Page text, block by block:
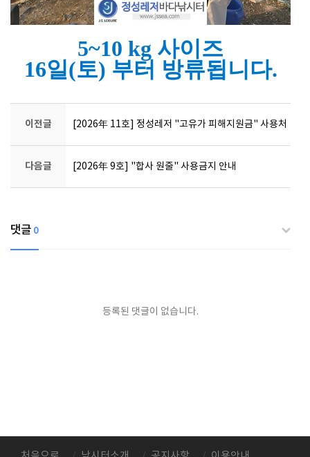
5~10 kg 사이즈
16일(토) 부터 방류됩니다.
이전글 [2026年 11호] 정성레저 "고유가 피해지원금" 사용처
다음글 [2026年 9호] "합사 원줄" 사용금지 안내
댓글 0
등록된 댓글이 없습니다.